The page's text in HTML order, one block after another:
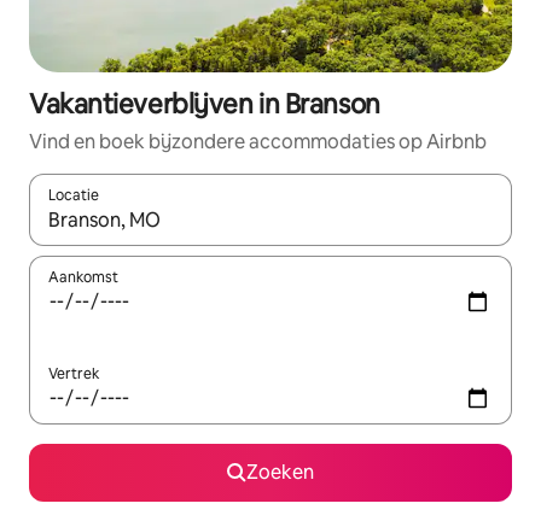
Vakantieverblijven in Branson
Vind en boek bijzondere accommodaties op Airbnb
Locatie
Wanneer er resultaten beschikbaar zijn, maak je een keuze
Aankomst
Vertrek
Zoeken